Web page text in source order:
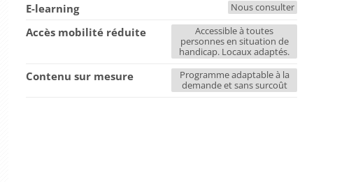
E-learning Nous consulter
Accès mobilité réduite
Accessible à toutes
personnes en situation de
handicap. Locaux adaptés.
Contenu sur mesure
Programme adaptable à la
demande et sans surcoût